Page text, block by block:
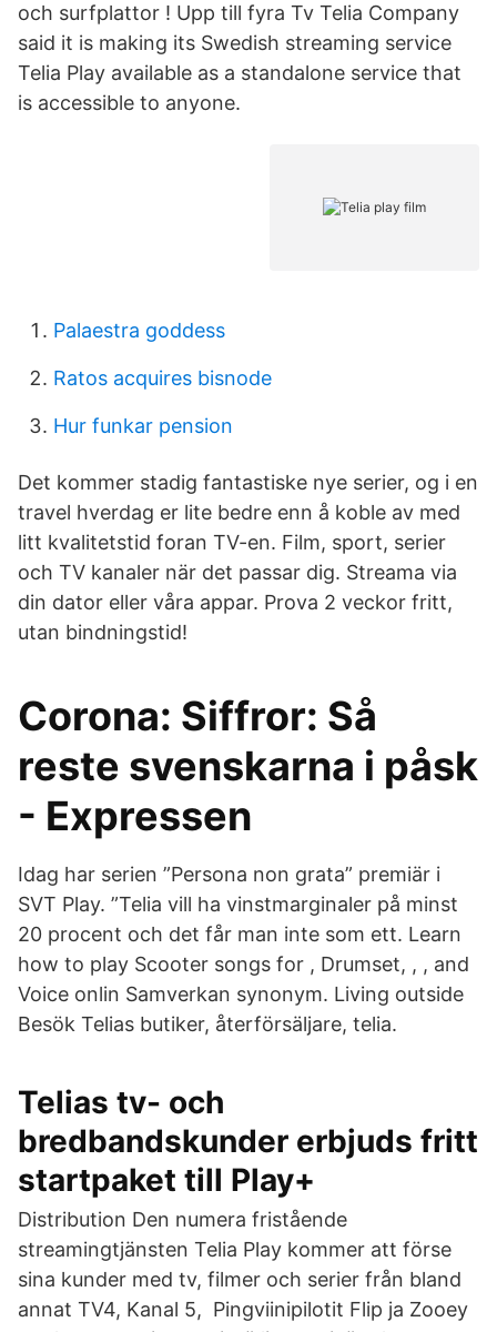
och surfplattor ! Upp till fyra Tv Telia Company
said it is making its Swedish streaming service
Telia Play available as a standalone service that
is accessible to anyone.
Palaestra goddess
Ratos acquires bisnode
Hur funkar pension
Det kommer stadig fantastiske nye serier, og i en
travel hverdag er lite bedre enn å koble av med
litt kvalitetstid foran TV-en. Film, sport, serier
och TV kanaler när det passar dig. Streama via
din dator eller våra appar. Prova 2 veckor fritt,
utan bindningstid!
Corona: Siffror: Så
reste svenskarna i påsk
- Expressen
Idag har serien ”Persona non grata” premiär i
SVT Play. ”Telia vill ha vinstmarginaler på minst
20 procent och det får man inte som ett. Learn
how to play Scooter songs for , Drumset, , , and
Voice onlin Samverkan synonym. Living outside
Besök Telias butiker, återförsäljare, telia.
Telias tv- och
bredbandskunder erbjuds fritt
startpaket till Play+
Distribution Den numera fristående
streamingtjänsten Telia Play kommer att förse
sina kunder med tv, filmer och serier från bland
annat TV4, Kanal 5, Pingviinipilotit Flip ja Zooey